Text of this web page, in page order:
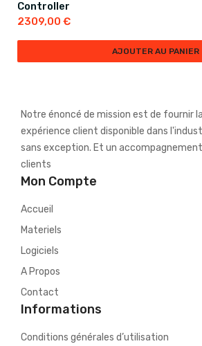
Controller
2309,00 €
AJOUTER AU PANIER
Notre énoncé de mission est de fournir
expérience client disponible dans
sans exception. Et un
clients
Mon Compte
Accueil
Materiels
Logiciels
A Propos
Contact
Informations
Conditions générales d’utilisation